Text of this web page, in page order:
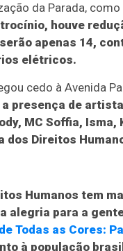
da Parada,
houve
apenas 14,
elétricos.
cedo à Avenida
presença de
MC Soffia,
dos Direitos
Humanos tem
alegria para a
Todas as Cores:
à população
Concurso 2960
11 15 16 18
60 65 69
Ver